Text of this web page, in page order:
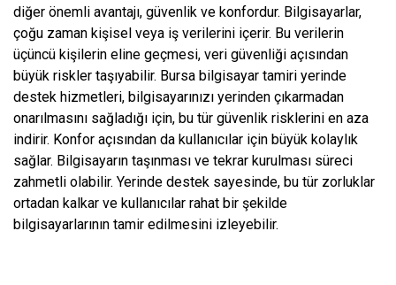
diğer önemli avantajı, güvenlik ve konfordur. Bilgisayarlar,
çoğu zaman kişisel veya iş verilerini içerir. Bu verilerin
üçüncü kişilerin eline geçmesi, veri güvenliği açısından
büyük riskler taşıyabilir. Bursa bilgisayar tamiri yerinde
destek hizmetleri, bilgisayarınızı yerinden çıkarmadan
onarılmasını sağladığı için, bu tür güvenlik risklerini en aza
indirir. Konfor açısından da kullanıcılar için büyük kolaylık
sağlar. Bilgisayarın taşınması ve tekrar kurulması süreci
zahmetli olabilir. Yerinde destek sayesinde, bu tür zorluklar
ortadan kalkar ve kullanıcılar rahat bir şekilde
bilgisayarlarının tamir edilmesini izleyebilir.